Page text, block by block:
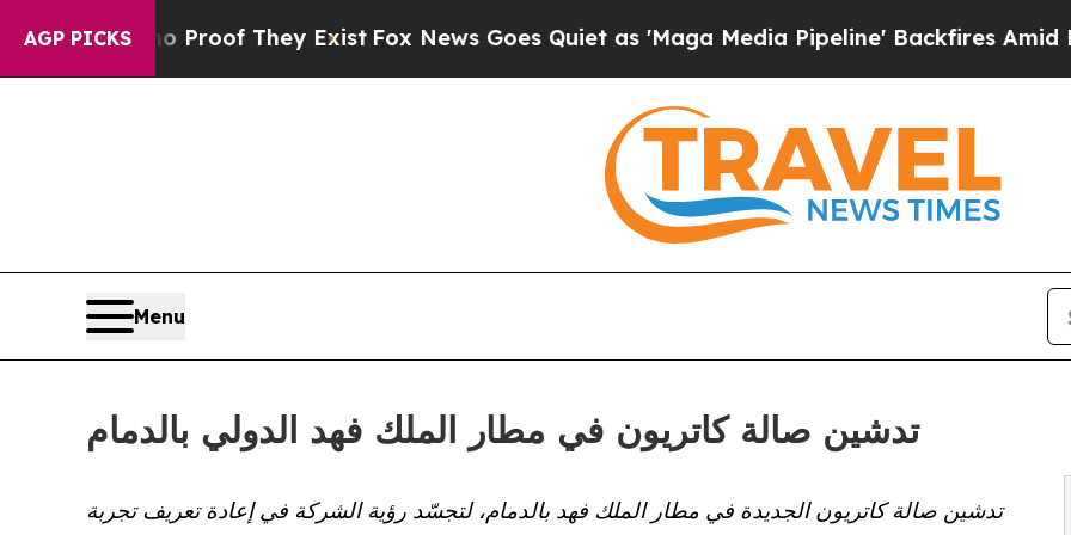
AGP PICKS
no Proof They ExistFox News Goes Quiet as 'Maga Media Pipeline' Backfires Amid
Menu
تدشين صالة كاتريون في مطار الملك فهد الدولي بالدمام
تدشين صالة كاتريون الجديدة في مطار الملك فهد بالدمام، لتجسّد رؤية الشركة في إعادة تعريف تجربة